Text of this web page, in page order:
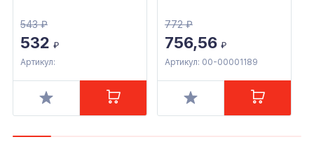
532 ₽
543₽
Артикул:
756,56 ₽
772₽
Артикул: 00-00001189